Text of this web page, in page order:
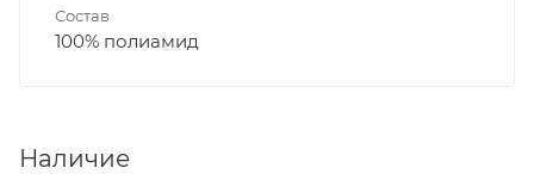
Состав
100% полиамид
Наличие